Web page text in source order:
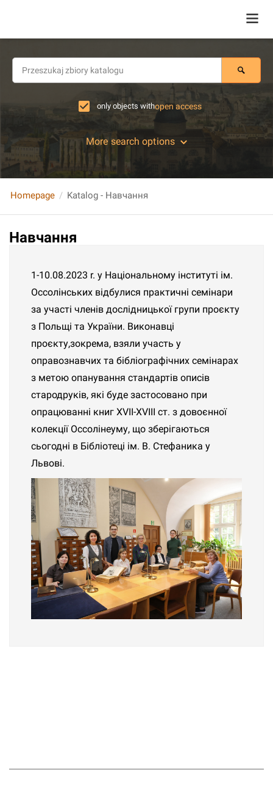
only objects withopen access
More search options
Homepage Katalog - Навчання
Навчання
1-10.08.2023 r. у Національному інституті ім.
Оссолінських відбулися практичні семінари
за участі членів дослідницької групи проєкту
з Польщі та України. Виконавці
проєкту,зокрема, взяли участь у
оправознавчих та бібліографічних семінарах
з метою опанування стандартів описів
стародруків, які буде застосовано при
опрацюванні книг XVII-XVIII ст. з довоєнної
колекції Оссолінеуму, що зберігаються
сьогодні в Бібліотеці ім. В. Стефаника у
Львові.